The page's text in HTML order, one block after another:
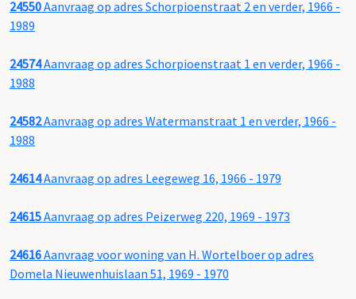
24550Aanvraag op adres Schorpioenstraat 2 en verder, 1966 -
1989
24574Aanvraag op adres Schorpioenstraat 1 en verder, 1966 -
1988
24582Aanvraag op adres Watermanstraat 1 en verder, 1966 -
1988
24614Aanvraag op adres Leegeweg 16, 1966 - 1979
24615Aanvraag op adres Peizerweg 220, 1969 - 1973
24616Aanvraag voor woning van H. Wortelboer op adres
Domela Nieuwenhuislaan 51, 1969 - 1970